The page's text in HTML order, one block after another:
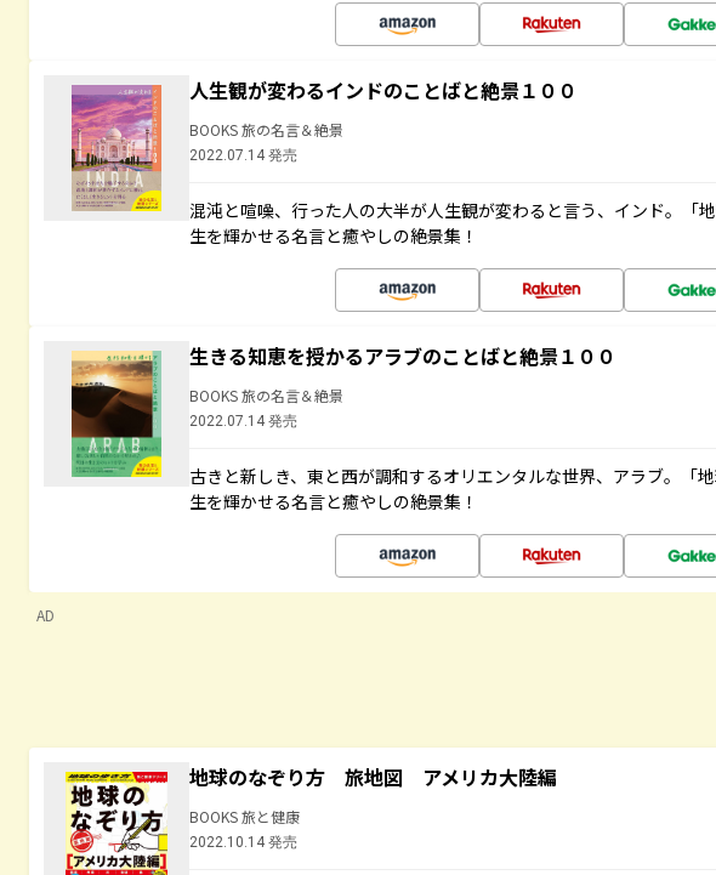
人生観が変わるインドのことばと絶景１００
BOOKS 旅の名言＆絶景
2022.07.14 発売
混沌と喧噪、行った人の大半が人生観が変わると言う、インド。「
生を輝かせる名言と癒やしの絶景集！
生きる知恵を授かるアラブのことばと絶景１００
BOOKS 旅の名言＆絶景
2022.07.14 発売
古きと新しき、東と西が調和するオリエンタルな世界、アラブ。「
生を輝かせる名言と癒やしの絶景集！
AD
地球のなぞり方 旅地図 アメリカ大陸編
BOOKS 旅と健康
2022.10.14 発売